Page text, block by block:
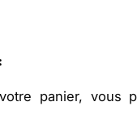
panier, vous